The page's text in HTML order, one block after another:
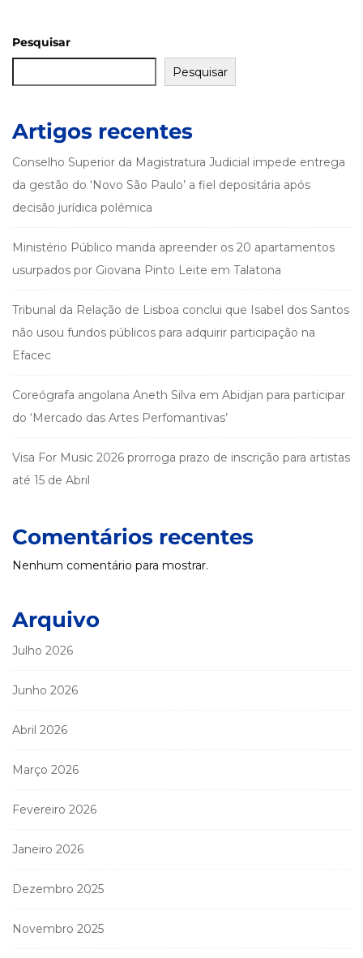
Pesquisar
Pesquisar
Artigos recentes
Conselho Superior da Magistratura Judicial impede entrega
da gestão do ‘Novo São Paulo’ a fiel depositária após
decisão jurídica polémica
Ministério Público manda apreender os 20 apartamentos
usurpados por Giovana Pinto Leite em Talatona
Tribunal da Relação de Lisboa conclui que Isabel dos Santos
não usou fundos públicos para adquirir participação na
Efacec
Coreógrafa angolana Aneth Silva em Abidjan para participar
do ‘Mercado das Artes Perfomantivas’
Visa For Music 2026 prorroga prazo de inscrição para artistas
até 15 de Abril
Comentários recentes
Nenhum comentário para mostrar.
Arquivo
Julho 2026
Junho 2026
Abril 2026
Março 2026
Fevereiro 2026
Janeiro 2026
Dezembro 2025
Novembro 2025